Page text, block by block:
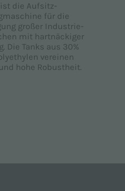
ist die Aufsitz-
für die
großer Industrie-
mit hartnäckiger
Die Tanks aus 30%
vereinen
hohe Robustheit.